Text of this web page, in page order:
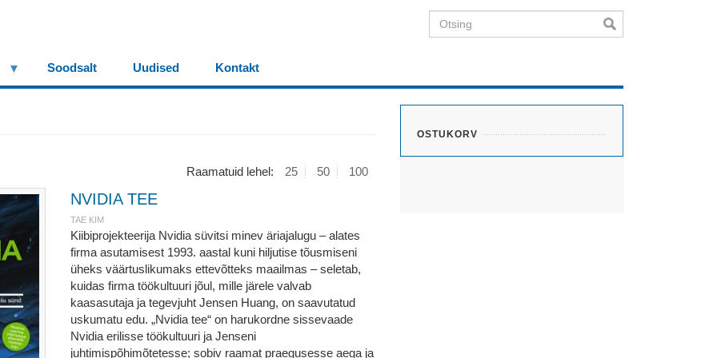
Otsing
Soodsalt Uudised Kontakt
OSTUKORV
Raamatuid lehel: 25 50 100
NVIDIA TEE
TAE KIM
Kiibiprojekteerija Nvidia süvitsi minev äriajalugu – alates
firma asutamisest 1993. aastal kuni hiljutise tõusmiseni
üheks väärtuslikumaks ettevõtteks maailmas – seletab,
kuidas firma töökultuuri jõul, mille järele valvab
kaasasutaja ja tegevjuht Jensen Huang, on saavutatud
uskumatu edu. „Nvidia tee“ on harukordne sissevaade
Nvidia erilisse töökultuuri ja Jenseni
juhtimispõhimõtetesse; sobiv raamat praegusesse aega ja